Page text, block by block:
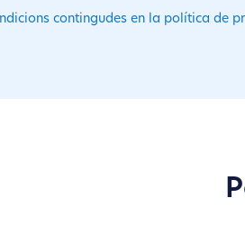
contingudes en la política de